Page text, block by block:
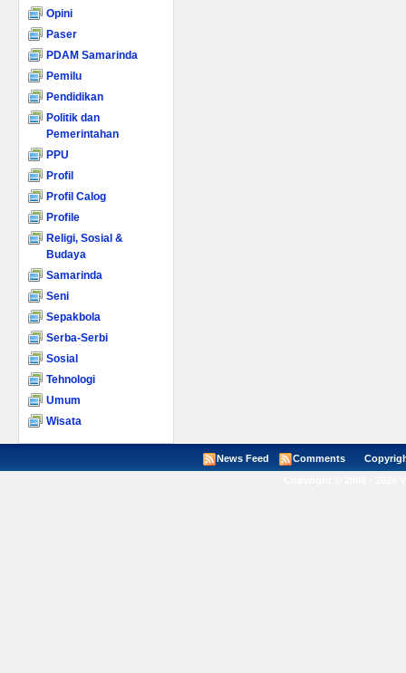
Opini
Paser
PDAM Samarinda
Pemilu
Pendidikan
Politik dan
Pemerintahan
PPU
Profil
Profil Calog
Profile
Religi, Sosial &
Budaya
Samarinda
Seni
Sepakbola
Serba-Serbi
Sosial
Tehnologi
Umum
Wisata
News Feed Comments Copyright